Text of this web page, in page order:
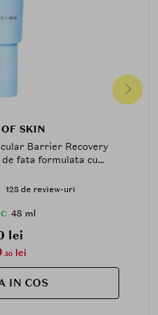
SKIN
Barrier Recovery
fata formulata cu...
128 de review-uri
48 ml
lei
.50lei
IN COS